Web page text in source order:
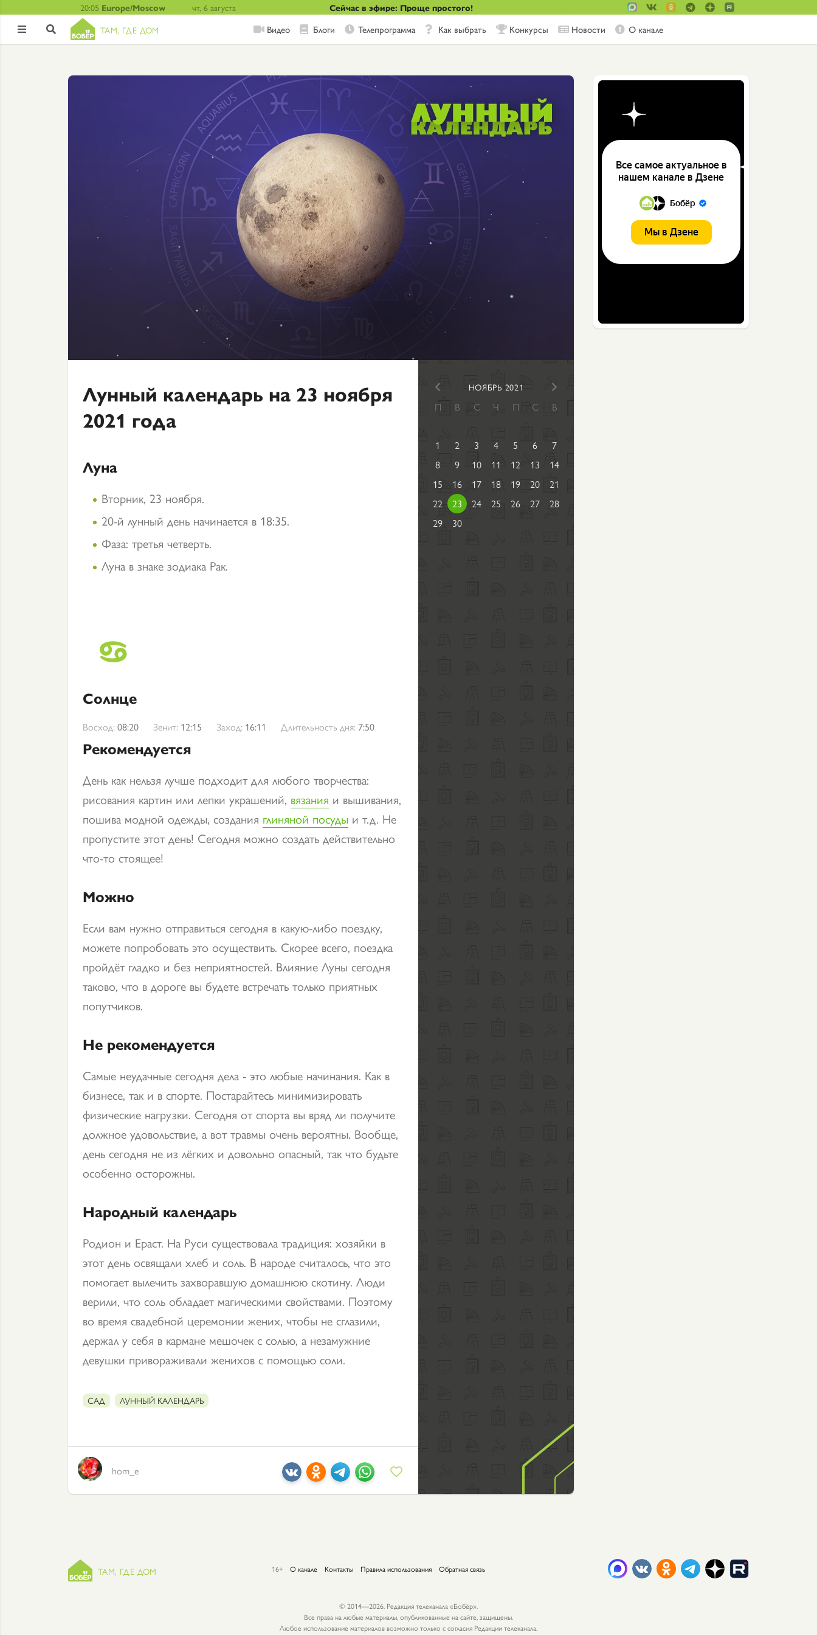
20:05 Europe/Moscow чт, 6 августа Сейчас в эфире: Проще простого!
  ТАМ, ГДЕ ДОМ Видео Блоги Телепрограмма Как выбрать Конкурсы Новости О канале
Лунный календарь на 23 ноября
2021 года
Луна
Вторник, 23 ноября.
20-й лунный день начинается в 18:35.
Фаза: третья четверть.
Луна в знаке зодиака Рак.
Солнце
Восход: 08:20 Зенит: 12:15 Заход: 16:11 Длительность дня: 7:50
Рекомендуется
День как нельзя лучше подходит для любого творчества:
рисования картин или лепки украшений, вязания и вышивания,
пошива модной одежды, создания глиняной посуды и т.д. Не
пропустите этот день! Сегодня можно создать действительно
что-то стоящее!
Можно
Если вам нужно отправиться сегодня в какую-либо поездку,
можете попробовать это осуществить. Скорее всего, поездка
пройдёт гладко и без неприятностей. Влияние Луны сегодня
таково, что в дороге вы будете встречать только приятных
попутчиков.
Не рекомендуется
Самые неудачные сегодня дела - это любые начинания. Как в
бизнесе, так и в спорте. Постарайтесь минимизировать
физические нагрузки. Сегодня от спорта вы вряд ли получите
должное удовольствие, а вот травмы очень вероятны. Вообще,
день сегодня не из лёгких и довольно опасный, так что будьте
особенно осторожны.
Народный календарь
Родион и Ераст. На Руси существовала традиция: хозяйки в
этот день освящали хлеб и соль. В народе считалось, что это
помогает вылечить захворавшую домашнюю скотину. Люди
верили, что соль обладает магическими свойствами. Поэтому
во время свадебной церемонии жених, чтобы не сглазили,
держал у себя в кармане мешочек с солью, а незамужние
девушки привораживали женихов с помощью соли.
САД ЛУННЫЙ КАЛЕНДАРЬ
hom_e
НОЯБРЬ 2021
П В С Ч П С В
1 2 3 4 5 6
7
8
9 10 11 12 13
14
15
16 17 18 19 20
21
22
23 24 25 26 27
28
29
30
ТАМ, ГДЕ ДОМ 16+ О канале Контакты Правила использования Обратная связь
© 2014—2026. Редакция телеканала «Бобёр».
Все права на любые материалы, опубликованные на сайте, защищены.
Любое использование материалов возможно только с согласия Редакции телеканала.